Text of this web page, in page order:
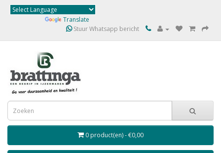
Translate
Stuur Whatsapp bericht
0 product(en) - €0,00